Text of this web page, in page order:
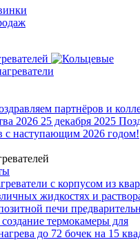
партнёров и
2026 25 декабря 2025
с наступающим 2026 годом!
с корпусом из
жидкостях и
печи
термокамеры для
до 72 бочек на 15